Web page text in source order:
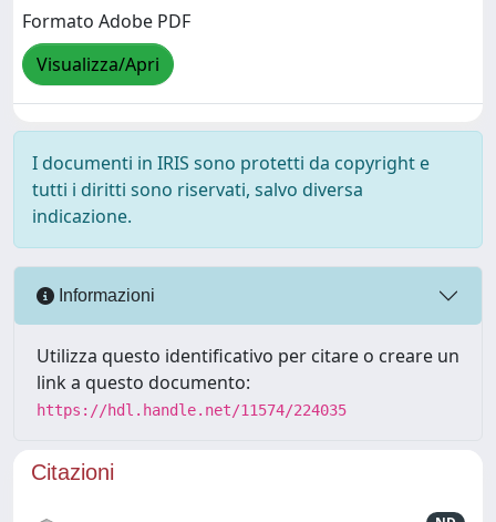
Formato Adobe PDF
Visualizza/Apri
I documenti in IRIS sono protetti da copyright e
tutti i diritti sono riservati, salvo diversa
indicazione.
Informazioni
Utilizza questo identificativo per citare o creare un
link a questo documento:
https://hdl.handle.net/11574/224035
Citazioni